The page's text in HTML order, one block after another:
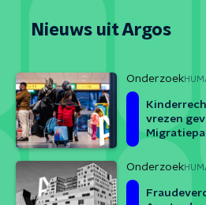
Nieuws uit Argos
Onderzoek
vrezen
met het
Onderzoek